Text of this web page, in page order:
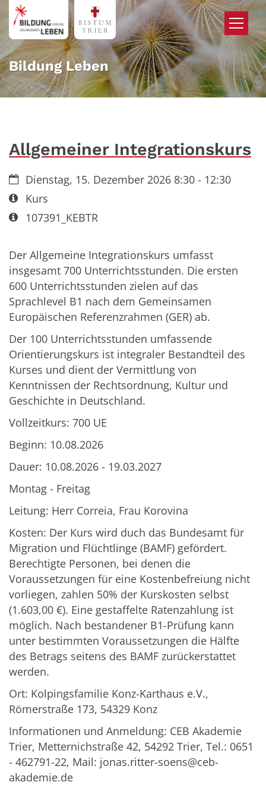
Zum Inhalt springen
Bildung Leben
Allgemeiner Integrationskurs
Datum:Dienstag, 15. Dezember 2026 8:30 - 12:30
Art bzw. Nummer:
Kurs
Art bzw. Nummer:
107391_KEBTR
Der Allgemeine Integrationskurs umfasst
insgesamt 700 Unterrichtsstunden. Die ersten
600 Unterrichtsstunden zielen auf das
Sprachlevel B1 nach dem Gemeinsamen
Europäischen Referenzrahmen (GER) ab.
Der 100 Unterrichtsstunden umfassende
Orientierungskurs ist integraler Bestandteil des
Kurses und dient der Vermittlung von
Kenntnissen der Rechtsordnung, Kultur und
Geschichte in Deutschland.
Vollzeitkurs: 700 UE
Beginn: 10.08.2026
Dauer: 10.08.2026 - 19.03.2027
Montag - Freitag
Leitung: Herr Correia, Frau Korovina
Kosten: Der Kurs wird duch das Bundesamt für
Migration und Flüchtlinge (BAMF) gefördert.
Berechtigte Personen, bei denen die
Voraussetzungen für eine Kostenbefreiung nicht
vorliegen, zahlen 50% der Kurskosten selbst
(1.603,00 €). Eine gestaffelte Ratenzahlung ist
möglich. Nach bestandener B1-Prüfung kann
unter bestimmten Voraussetzungen die Hälfte
des Betrags seitens des BAMF zurückerstattet
werden.
Ort: Kolpingsfamilie Konz-Karthaus e.V.,
Römerstraße 173, 54329 Konz
Informationen und Anmeldung: CEB Akademie
Trier, Metternichstraße 42, 54292 Trier, Tel.: 0651
- 462791-22, Mail: jonas.ritter-soens@ceb-
akademie.de